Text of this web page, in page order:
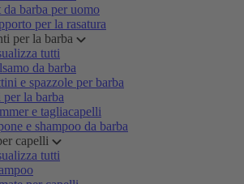
da barba per uomo
per la rasatura
per la barba
tutti
da barba
e spazzole per barba
la barba
e tagliacapelli
e shampoo da barba
capelli
tutti